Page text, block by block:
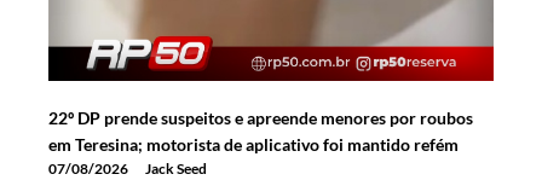
22º DP prende suspeitos e apreende menores por roubos
em Teresina; motorista de aplicativo foi mantido refém
07/08/2026 Jack Seed